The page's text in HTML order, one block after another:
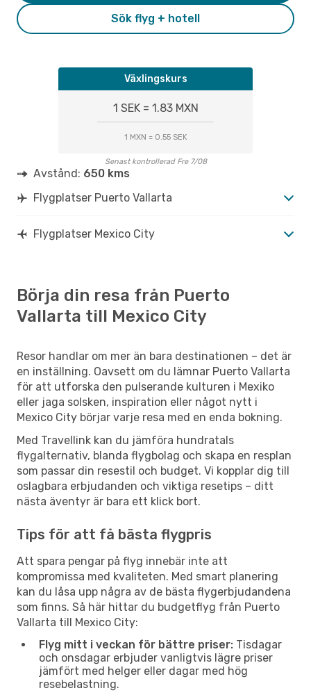
Sök flyg + hotell
Växlingskurs
1 SEK = 1.83 MXN
1 MXN = 0.55 SEK
Senast kontrollerad Fre 7/08
Avstånd: 650 kms
Flygplatser Puerto Vallarta
Flygplatser Mexico City
Börja din resa från Puerto
Vallarta till Mexico City
Resor handlar om mer än bara destinationen – det är
en inställning. Oavsett om du lämnar Puerto Vallarta
för att utforska den pulserande kulturen i Mexiko
eller jaga solsken, inspiration eller något nytt i
Mexico City börjar varje resa med en enda bokning.
Med Travellink kan du jämföra hundratals
flygalternativ, blanda flygbolag och skapa en resplan
som passar din resestil och budget. Vi kopplar dig till
oslagbara erbjudanden och viktiga resetips – ditt
nästa äventyr är bara ett klick bort.
Tips för att få bästa flygpris
Att spara pengar på flyg innebär inte att
kompromissa med kvaliteten. Med smart planering
kan du låsa upp några av de bästa flygerbjudandena
som finns. Så här hittar du budgetflyg från Puerto
Vallarta till Mexico City:
Flyg mitt i veckan för bättre priser: Tisdagar
och onsdagar erbjuder vanligtvis lägre priser
jämfört med helger eller dagar med hög
resebelastning.